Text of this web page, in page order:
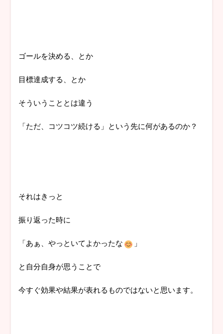
ゴールを決める、とか
目標達成する、とか
そういうこととは違う
「ただ、コツコツ続ける」という先に何があるのか？
それはきっと
振り返った時に
「あぁ、やっといてよかったな 」
と自分自身が思うことで
今すぐ効果や結果が表れるものではないと思います。